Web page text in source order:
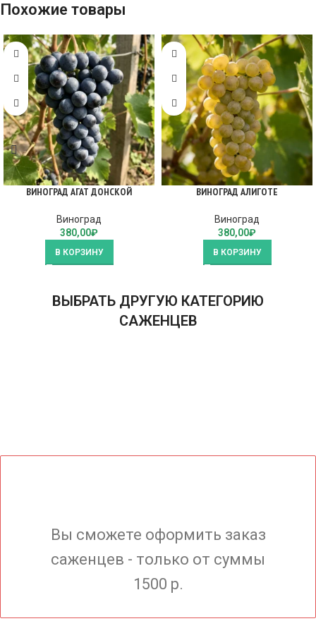
Похожие товары
ВИНОГРАД АГАТ ДОНСКОЙ
Виноград
380,00₽
В КОРЗИНУ
ВИНОГРАД АЛИГОТЕ
Виноград
380,00₽
В КОРЗИНУ
ВЫБРАТЬ ДРУГУЮ КАТЕГОРИЮ
САЖЕНЦЕВ
Вы сможете оформить заказ
саженцев - только от суммы
1500 р.